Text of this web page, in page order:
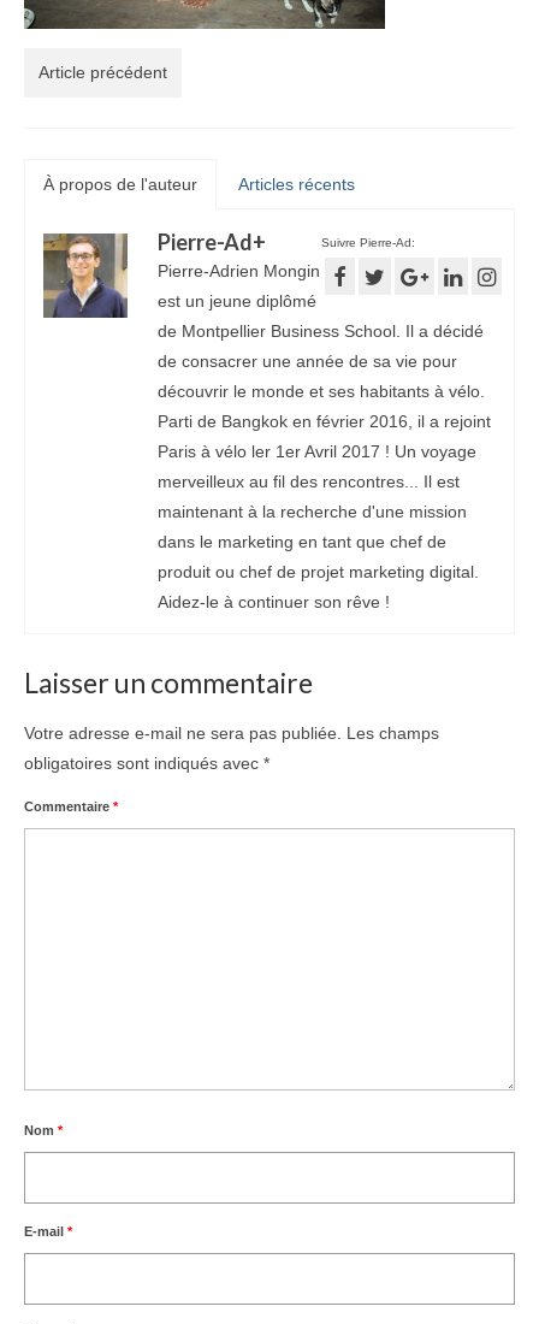
Article précédent
À propos de l'auteur Articles récents
Suivre Pierre-Ad:
Pierre-Ad+
Pierre-Adrien Mongin
est un jeune diplômé
de Montpellier Business School. Il a décidé
de consacrer une année de sa vie pour
découvrir le monde et ses habitants à vélo.
Parti de Bangkok en février 2016, il a rejoint
Paris à vélo ler 1er Avril 2017 ! Un voyage
merveilleux au fil des rencontres... Il est
maintenant à la recherche d'une mission
dans le marketing en tant que chef de
produit ou chef de projet marketing digital.
Aidez-le à continuer son rêve !
Laisser un commentaire
Votre adresse e-mail ne sera pas publiée.
Les champs
obligatoires sont indiqués avec *
Commentaire *
Nom *
E-mail *